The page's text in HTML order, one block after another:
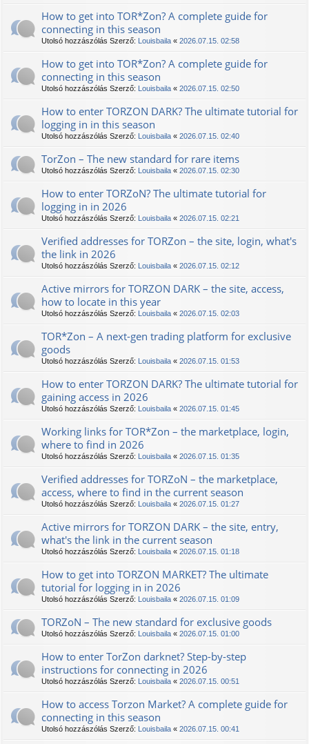
How to get into TOR*Zon? A complete guide for
connecting in this season
Utolsó hozzászólás Szerző: Louisbaila « 2026.07.15. 02:58
How to get into TOR*Zon? A complete guide for
connecting in this season
Utolsó hozzászólás Szerző: Louisbaila « 2026.07.15. 02:50
How to enter TORZON DARK? The ultimate tutorial for
logging in in this season
Utolsó hozzászólás Szerző: Louisbaila « 2026.07.15. 02:40
TorZon – The new standard for rare items
Utolsó hozzászólás Szerző: Louisbaila « 2026.07.15. 02:30
How to enter TORZoN? The ultimate tutorial for
logging in in 2026
Utolsó hozzászólás Szerző: Louisbaila « 2026.07.15. 02:21
Verified addresses for TORZon – the site, login, what's
the link in 2026
Utolsó hozzászólás Szerző: Louisbaila « 2026.07.15. 02:12
Active mirrors for TORZON DARK – the site, access,
how to locate in this year
Utolsó hozzászólás Szerző: Louisbaila « 2026.07.15. 02:03
TOR*Zon – A next-gen trading platform for exclusive
goods
Utolsó hozzászólás Szerző: Louisbaila « 2026.07.15. 01:53
How to enter TORZON DARK? The ultimate tutorial for
gaining access in 2026
Utolsó hozzászólás Szerző: Louisbaila « 2026.07.15. 01:45
Working links for TOR*Zon – the marketplace, login,
where to find in 2026
Utolsó hozzászólás Szerző: Louisbaila « 2026.07.15. 01:35
Verified addresses for TORZoN – the marketplace,
access, where to find in the current season
Utolsó hozzászólás Szerző: Louisbaila « 2026.07.15. 01:27
Active mirrors for TORZON DARK – the site, entry,
what's the link in the current season
Utolsó hozzászólás Szerző: Louisbaila « 2026.07.15. 01:18
How to get into TORZON MARKET? The ultimate
tutorial for logging in in 2026
Utolsó hozzászólás Szerző: Louisbaila « 2026.07.15. 01:09
TORZoN – The new standard for exclusive goods
Utolsó hozzászólás Szerző: Louisbaila « 2026.07.15. 01:00
How to enter TorZon darknet? Step-by-step
instructions for connecting in 2026
Utolsó hozzászólás Szerző: Louisbaila « 2026.07.15. 00:51
How to access Torzon Market? A complete guide for
connecting in this season
Utolsó hozzászólás Szerző: Louisbaila « 2026.07.15. 00:41